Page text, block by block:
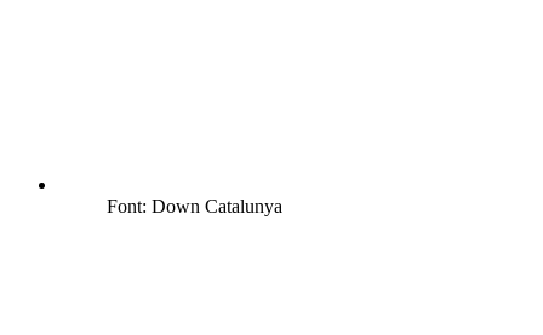
Font: Down Catalunya